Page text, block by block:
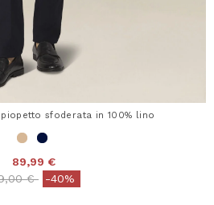
sfoderata in 100% lino
89,99 €
reduced from
€to-40%